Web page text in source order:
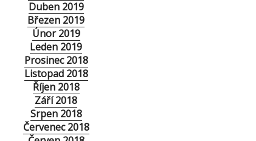
Duben 2019
Březen 2019
Únor 2019
Leden 2019
Prosinec 2018
Listopad 2018
Říjen 2018
Září 2018
Srpen 2018
Červenec 2018